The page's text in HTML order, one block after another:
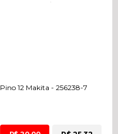
Pino 12 Makita - 256238-7